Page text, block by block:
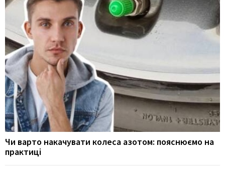
Чи варто накачувати колеса азотом: пояснюємо на
практиці